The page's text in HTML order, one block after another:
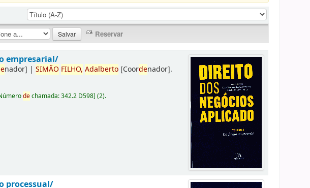
empresarial/
nador] |SIMÃO FILHO, Adalberto [Coordenador].
dechamada:342.2 D598](2).
processual/